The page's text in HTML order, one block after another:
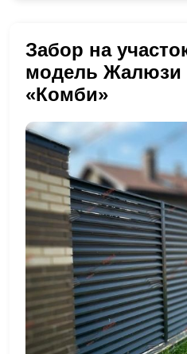
Забор на
модель Жалюзи
«Комби»